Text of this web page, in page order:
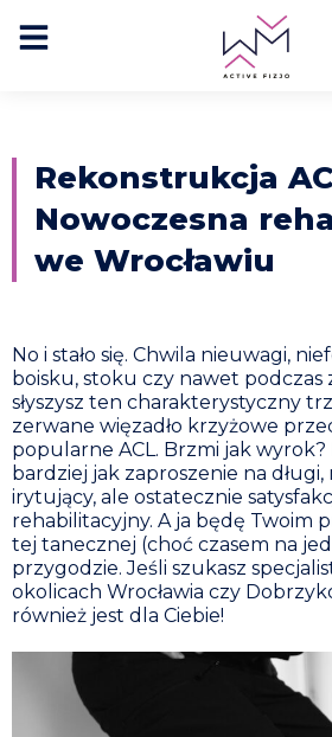
Rekonstrukcja
Nowoczesna
we Wrocławiu
No i stało się. Chwila nieuwagi,
boisku, stoku czy nawet podczas
słyszysz ten charakterystyczny
zerwane więzadło krzyżowe
popularne ACL. Brzmi jak wyrok?
bardziej jak zaproszenie na
irytujący, ale ostatecznie
rehabilitacyjny. A ja będę Twoim
tej tanecznej (choć czasem na
przygodzie. Jeśli szukasz
okolicach Wrocławia czy
również jest dla Ciebie!